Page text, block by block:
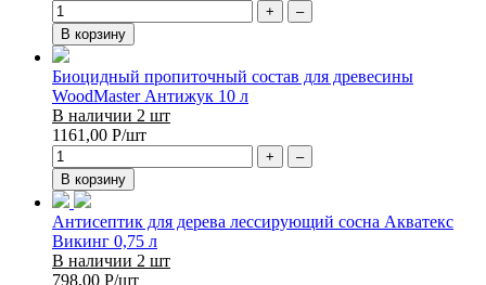
+
–
В корзину
Биоцидный пропиточный состав для древесины
WoodMaster Антижук 10 л
В наличии 2 шт
1161,00 Р/шт
+
–
В корзину
Антисептик для дерева лессирующий сосна Акватекс
Викинг 0,75 л
В наличии 2 шт
798,00 Р/шт